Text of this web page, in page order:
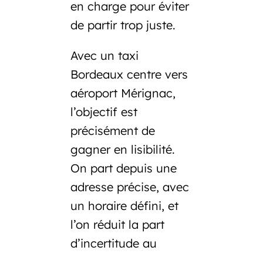
en charge pour éviter
de partir trop juste.
Avec un taxi
Bordeaux centre vers
aéroport Mérignac,
l’objectif est
précisément de
gagner en lisibilité.
On part depuis une
adresse précise, avec
un horaire défini, et
l’on réduit la part
d’incertitude au